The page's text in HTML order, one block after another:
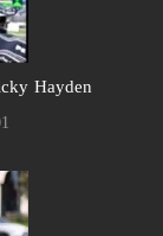
Hayden
01 كانون